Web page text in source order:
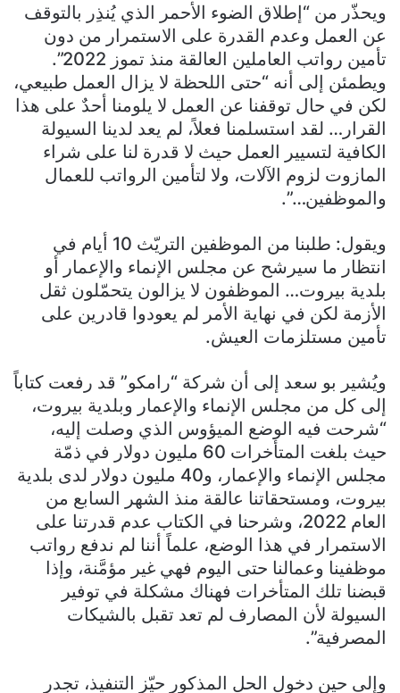
ويحذّر من “إطلاق الضوء الأحمر الذي يُنذِر بالتوقف
عن العمل وعدم القدرة على الاستمرار من دون
تأمين رواتب العاملين العالقة منذ تموز 2022”.
ويطمئن إلى أنه “حتى اللحظة لا يزال العمل طبيعي،
لكن في حال توقفنا عن العمل لا يلومنا أحدٌ على هذا
القرار… لقد استسلمنا فعلاً، لم يعد لدينا السيولة
الكافية لتسيير العمل حيث لا قدرة لنا على شراء
المازوت لزوم الآلات، ولا لتأمين الرواتب للعمال
والموظفين…”.
ويقول: طلبنا من الموظفين التريّث 10 أيام في
انتظار ما سيرشح عن مجلس الإنماء والإعمار أو
بلدية بيروت… الموظفون لا يزالون يتحمّلون ثقل
الأزمة لكن في نهاية الأمر لم يعودوا قادرين على
تأمين مستلزمات العيش.
ويُشير بو سعد إلى أن شركة “رامكو” قد رفعت كتاباً
إلى كل من مجلس الإنماء والإعمار وبلدية بيروت،
“شرحت فيه الوضع الميؤوس الذي وصلت إليه،
حيث بلغت المتأخرات 60 مليون دولار في ذمّة
مجلس الإنماء والإعمار، و40 مليون دولار لدى بلدية
بيروت، ومستحقاتنا عالقة منذ الشهر السابع من
العام 2022، وشرحنا في الكتاب عدم قدرتنا على
الاستمرار في هذا الوضع، علماً أننا لم ندفع رواتب
موظفينا وعمالنا حتى اليوم فهي غير مؤمَّنة، وإذا
قبضنا تلك المتأخرات فهناك مشكلة في توفير
السيولة لأن المصارف لم تعد تقبل بالشيكات
المصرفية”.
وإلى حين دخول الحل المذكور حيّز التنفيذ، تجدر